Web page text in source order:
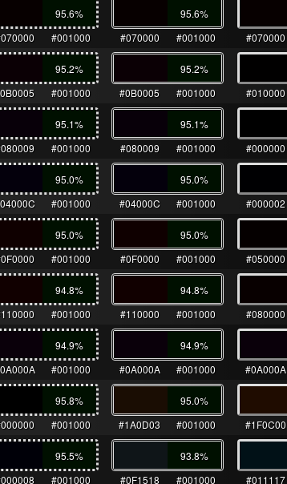
95.6%
#001000
95.6%
#070000
#001000
#070000
95.2%
#001000
95.2%
#0B0005
#001000
#010000
95.1%
#001000
95.1%
#080009
#001000
#000000
95.0%
#001000
95.0%
#04000C
#001000
#000002
95.0%
#001000
95.0%
#0F0000
#001000
#050000
94.8%
#001000
94.8%
#110000
#001000
#080000
94.9%
#001000
94.9%
#0A000A
#001000
#0A000A
95.8%
#001000
95.0%
#1A0D03
#001000
#1F0C00
95.5%
#001000
93.8%
#0F1518
#001000
#011117